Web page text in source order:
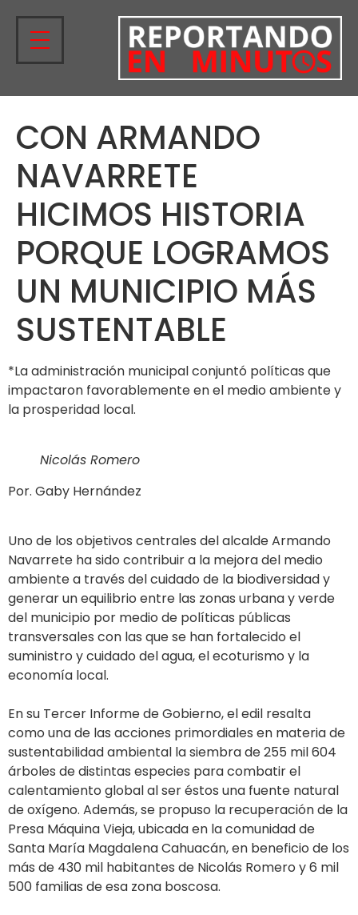
CON ARMANDO
NAVARRETE
HICIMOS HISTORIA
PORQUE LOGRAMOS
UN MUNICIPIO MÁS
SUSTENTABLE
*La administración municipal conjuntó políticas que
impactaron favorablemente en el medio ambiente y
la prosperidad local.
Nicolás Romero
Por. Gaby Hernández
Uno de los objetivos centrales del alcalde Armando
Navarrete ha sido contribuir a la mejora del medio
ambiente a través del cuidado de la biodiversidad y
generar un equilibrio entre las zonas urbana y verde
del municipio por medio de políticas públicas
transversales con las que se han fortalecido el
suministro y cuidado del agua, el ecoturismo y la
economía local.
En su Tercer Informe de Gobierno, el edil resalta
como una de las acciones primordiales en materia de
sustentabilidad ambiental la siembra de 255 mil 604
árboles de distintas especies para combatir el
calentamiento global al ser éstos una fuente natural
de oxígeno. Además, se propuso la recuperación de la
Presa Máquina Vieja, ubicada en la comunidad de
Santa María Magdalena Cahuacán, en beneficio de los
más de 430 mil habitantes de Nicolás Romero y 6 mil
500 familias de esa zona boscosa.